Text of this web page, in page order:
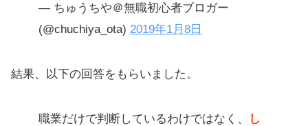
— ちゅうちや＠無職初心者ブロガー
(@chuchiya_ota) 2019年1月8日
結果、以下の回答をもらいました。
職業だけで判断しているわけではなく、
し